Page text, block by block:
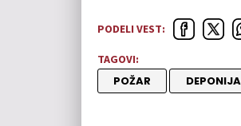
PODELI VEST:
TAGOVI:
POŽAR DEPONIJA